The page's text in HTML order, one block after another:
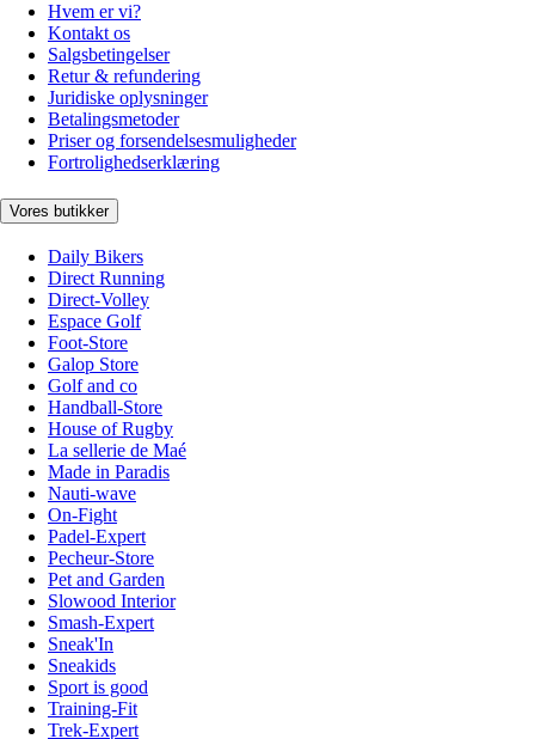
Hvem er vi?
Kontakt os
Salgsbetingelser
Retur & refundering
Juridiske oplysninger
Betalingsmetoder
Priser og forsendelsesmuligheder
Fortrolighedserklæring
Vores butikker
Daily Bikers
Direct Running
Direct-Volley
Espace Golf
Foot-Store
Galop Store
Golf and co
Handball-Store
House of Rugby
La sellerie de Maé
Made in Paradis
Nauti-wave
On-Fight
Padel-Expert
Pecheur-Store
Pet and Garden
Slowood Interior
Smash-Expert
Sneak'In
Sneakids
Sport is good
Training-Fit
Trek-Expert